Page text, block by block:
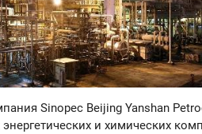
Sinopec Beijing Yanshan
и химических